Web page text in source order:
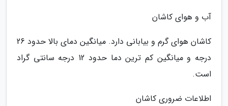
آب و هوای کاشان
کاشان هوای گرم و بیابانی دارد. میانگین دمای بالا حدود 26
درجه و میانگین کم ترین دما حدود 12 درجه سانتی گراد
است.
اطلاعات ضروری کاشان